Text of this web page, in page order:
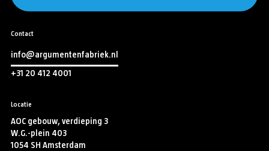
Contact
info@argumentenfabriek.nl
+31 20 412 4001
Locatie
AOC gebouw, verdieping 3
W.G.-plein 403
1054 SH Amsterdam